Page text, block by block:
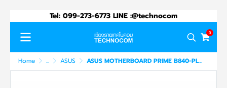
Tel: 099-273-6773 LINE :@technocom
0
Home ... ASUS ASUS MOTHERBOARD PRIME B840-PLUS WIFI-CSM (90MB1IZ0-M0UAYC)